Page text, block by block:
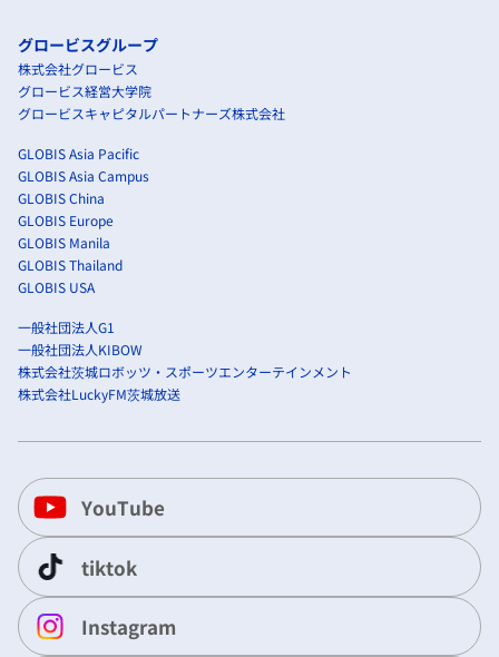
グロービスグループ
株式会社グロービス
グロービス経営大学院
グロービスキャピタルパートナーズ株式会社
GLOBIS Asia Pacific
GLOBIS Asia Campus
GLOBIS China
GLOBIS Europe
GLOBIS Manila
GLOBIS Thailand
GLOBIS USA
一般社団法人G1
一般社団法人KIBOW
株式会社茨城ロボッツ・スポーツエンターテインメント
株式会社LuckyFM茨城放送
YouTube
tiktok
Instagram